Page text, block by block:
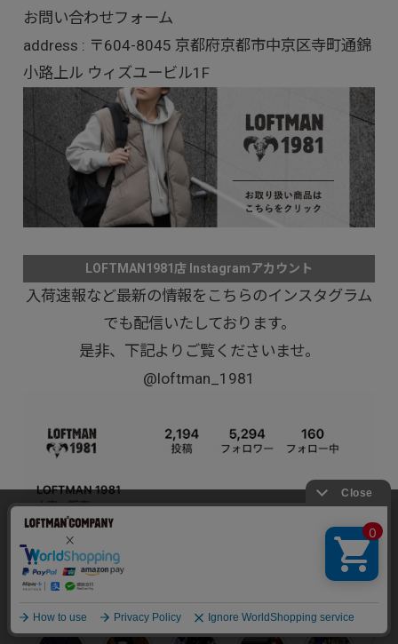
お問い合わせフォーム
address : 〒604-8045 京都府京都市中京区寺町通錦
小路上ル ウィズユービル1F
LOFTMAN1981店 Instagramアカウント
入荷速報など最新の情報をこちらのインスタグラム
でも配信いたしております。
是非、下記よりご覧くださいませ。
@loftman_1981
当サイトでは利用体験の向上およびコンテンツの最適な提供、ト
ラフィックの分析を目的としてCookieを使用しています。
サイトの閲覧を継続された場合、Cookieの利用に同意したことも
のといたします。
詳細については
承諾する